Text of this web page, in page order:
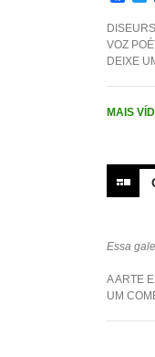
c
e
b
o
o
i
t
t
e
r
VOZ
DEIXE
MAIS
Essa
A ARTE
UM